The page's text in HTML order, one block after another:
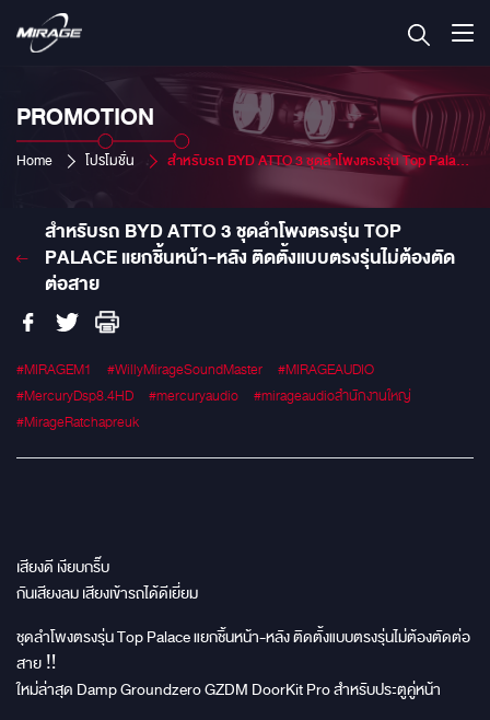
PROMOTION
Home โปรโมชั่น สำหรับรถ BYD ATTO 3 ชุดลำโพงตรงรุ่น Top Palace แยกชิ้นหน้า-หลัง ติดตั้งแบบตรงรุ่นไม่ต้องตัดต่อสาย
สำหรับรถ BYD ATTO 3 ชุดลำโพงตรงรุ่น TOP
PALACE แยกชิ้นหน้า-หลัง ติดตั้งแบบตรงรุ่นไม่ต้องตัด
ต่อสาย
#MIRAGEM1 #WillyMirageSoundMaster
#MIRAGEAUDIO
#MercuryDsp8.4HD
#mercuryaudio
#mirageaudioสำนักงานใหญ่
#MirageRatchapreuk
เสียงดี เงียบกริ๊บ
กันเสียงลม เสียงเข้ารถได้ดีเยี่ยม
ชุดลำโพงตรงรุ่น Top Palace แยกชิ้นหน้า-หลัง ติดตั้งแบบตรงรุ่นไม่ต้องตัดต่อ
สาย ‼
ใหม่ล่าสุด Damp Groundzero GZDM DoorKit Pro สำหรับประตูคู่หน้า